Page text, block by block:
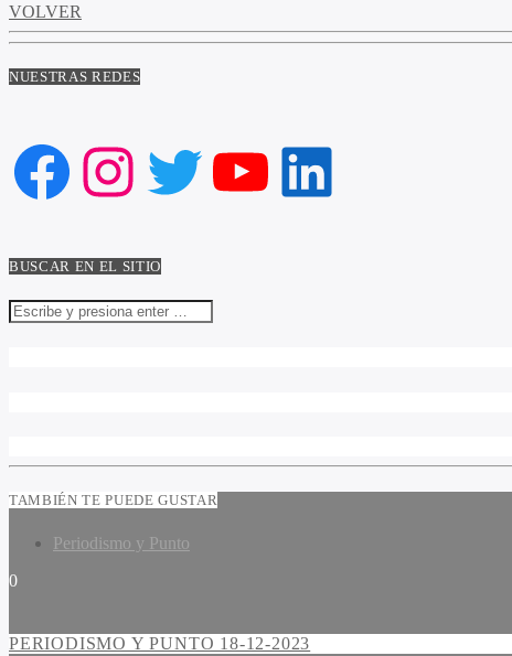
VOLVER
NUESTRAS REDES
Facebook
Instagram
Twitter
YouTube
LinkedIn
BUSCAR EN EL SITIO
TAMBIÉN TE PUEDE GUSTAR
Periodismo y Punto
0
PERIODISMO Y PUNTO 18-12-2023